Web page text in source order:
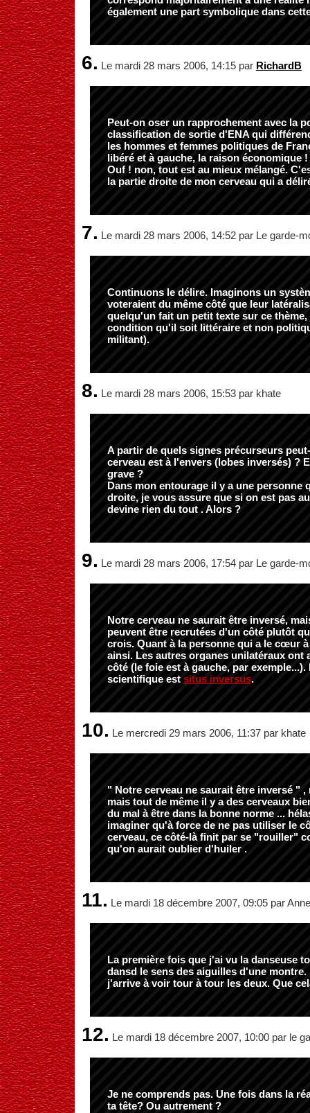
également une part symbolique dans
6. Le mardi 28 mars 2006, 14:15 par RichardB
Peut-on oser un rapprochement avec la
classification de sortie d'ENA qui
les hommes et femmes politiques de
libéré et à gauche, la raison économique !
Ouf ! non, tout est au mieux mélangé.
la partie droite de mon cerveau qui a
7. Le mardi 28 mars 2006, 14:52 par Le garde-
Continuons le délire. Imaginons un
voteraient du même côté que leur
quelqu'un fait un petit texte sur ce
condition qu'il soit littéraire et non
militant).
8. Le mardi 28 mars 2006, 15:53 par khate
A partir de quels signes précurseurs
cerveau est à l'envers (lobes inversés) ?
grave ?
Dans mon entourage il y a une personne
droite, je vous assure que si on est pas
devine rien du tout . Alors ?
9. Le mardi 28 mars 2006, 17:54 par Le garde-
Notre cerveau ne saurait être inversé,
peuvent être recrutées d'un côté plutôt
crois. Quant à la personne qui a le cœur
ainsi. Les autres organes unilatéraux ont
côté (le foie est à gauche, par exemple...).
scientifique est situs inversus.
10. Le mercredi 29 mars 2006, 11:37 par khate
" Notre cerveau ne saurait être inversé " ,
mais tout de même il y a des cerveaux
du mal à être dans la bonne norme ...
imaginer qu'à force de ne pas utiliser le
cerveau, ce côté-là finit par se "rouiller"
qu'on aurait oublier d'huiler .
11. Le mardi 18 décembre 2007, 09:05 par Anne
La première fois que j'ai vu la danseuse
dansd le sens des aiguilles d'une montre.
j'arrive à voir tour à tour les deux. Que
12. Le mardi 18 décembre 2007, 10:00 par le
Je ne comprends pas. Une fois dans la
ta tête? Ou autrement ?